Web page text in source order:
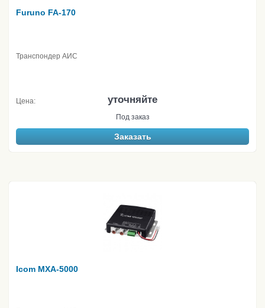
Furuno FA-170
Транспондер АИС
Цена: уточняйте
Под заказ
Заказать
Icom MXA-5000